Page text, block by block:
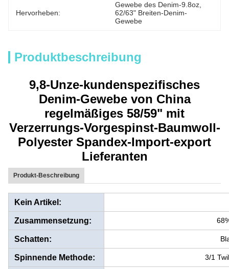
Hervorheben:
Gewebe des Denim-9.8oz
62/63" Breiten-Denim-
Gewebe
Produktbeschreibung
9,8-Unze-kundenspezifisches
Denim-Gewebe von China
regelmäßiges 58/59" mit
Verzerrungs-Vorgespinst-Baumwoll-
Polyester Spandex-Import-export
Lieferanten
Produkt-Beschreibung
Kein Artikel:
Zusammensetzung:
Schatten:
Spinnende Methode: 3/1